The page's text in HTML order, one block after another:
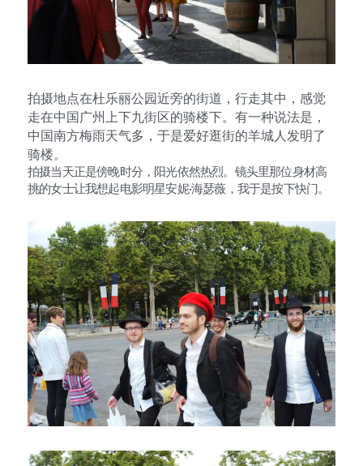
拍摄地点在杜乐丽公园近旁的街道，行走其中，感觉
走在中国广州上下九街区的骑楼下。有一种说法是，
中国南方梅雨天气多，于是爱好逛街的羊城人发明了
骑楼。
拍摄当天正是傍晚时分，阳光依然热烈。镜头里那位身材高
挑的女士让我想起电影明星安妮·海瑟薇，我于是按下快门。